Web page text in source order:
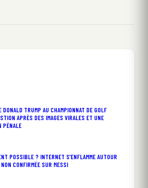
DONALD TRUMP AU CHAMPIONNAT DE GOLF
APRÈS DES IMAGES VIRALES ET UNE
PÉNALE
POSSIBLE ? INTERNET S’ENFLAMME AUTOUR
NON CONFIRMÉE SUR MESSI